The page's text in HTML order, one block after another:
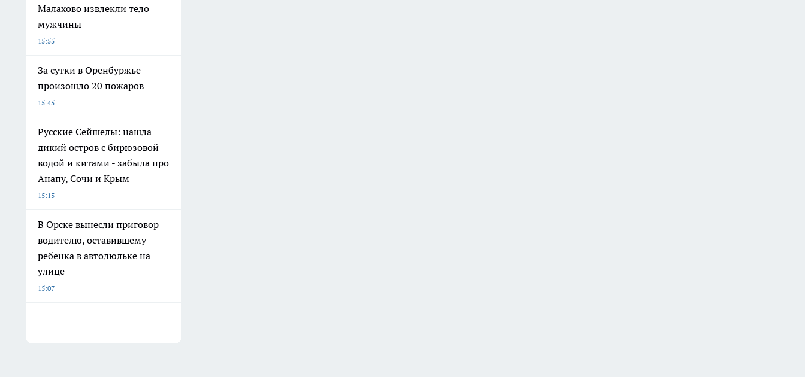
Малахово извлекли тело
мужчины
15:55
За сутки в Оренбуржье
произошло 20 пожаров
15:45
Русские Сейшелы: нашла
дикий остров с бирюзовой
водой и китами - забыла про
Анапу, Сочи и Крым
15:15
В Орске вынесли приговор
водителю, оставившему
ребенка в автолюльке на
улице
15:07